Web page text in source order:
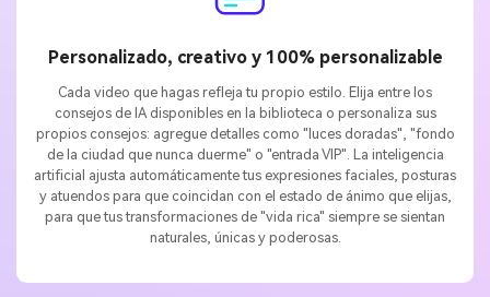
Personalizado, creativo y 100% personalizable
Cada video que hagas refleja tu propio estilo. Elija entre los
consejos de IA disponibles en la biblioteca o personaliza sus
propios consejos: agregue detalles como "luces doradas", "fondo
de la ciudad que nunca duerme" o "entrada VIP". La inteligencia
artificial ajusta automáticamente tus expresiones faciales, posturas
y atuendos para que coincidan con el estado de ánimo que elijas,
para que tus transformaciones de "vida rica" siempre se sientan
naturales, únicas y poderosas.